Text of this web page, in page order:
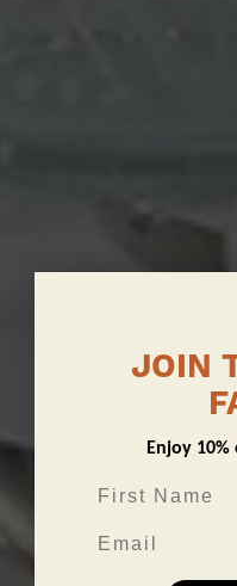
SUMMER
70'S
JOIN
Enjoy
First Name
Email